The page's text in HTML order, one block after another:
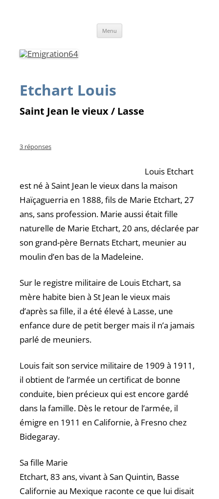
Menu
Etchart Louis
Saint Jean le vieux / Lasse
3 réponses
Louis Etchart
est né à Saint Jean le vieux dans la maison
Haïçaguerria en 1888, fils de Marie Etchart, 27
ans, sans profession. Marie aussi était fille
naturelle de Marie Etchart, 20 ans, déclarée par
son grand-père Bernats Etchart, meunier au
moulin d’en bas de la Madeleine.
Sur le registre militaire de Louis Etchart, sa
mère habite bien à St Jean le vieux mais
d’après sa fille, il a été élevé à Lasse, une
enfance dure de petit berger mais il n’a jamais
parlé de meuniers.
Louis fait son service militaire de 1909 à 1911,
il obtient de l’armée un certificat de bonne
conduite, bien précieux qui est encore gardé
dans la famille. Dès le retour de l’armée, il
émigre en 1911 en Californie, à Fresno chez
Bidegaray.
Sa fille Marie
Etchart, 83 ans, vivant à San Quintin, Basse
Californie au Mexique raconte ce que lui disait